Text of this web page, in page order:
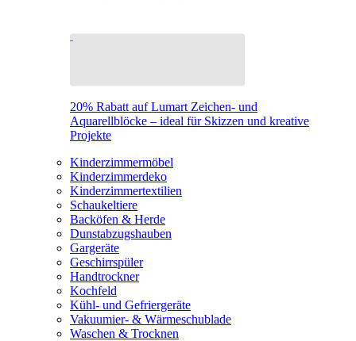
20% Rabatt auf Lumart Zeichen- und
Aquarellblöcke – ideal für Skizzen und kreative
Projekte
Kinderzimmermöbel
Kinderzimmerdeko
Kinderzimmertextilien
Schaukeltiere
Backöfen & Herde
Dunstabzugshauben
Gargeräte
Geschirrspüler
Handtrockner
Kochfeld
Kühl- und Gefriergeräte
Vakuumier- & Wärmeschublade
Waschen & Trocknen